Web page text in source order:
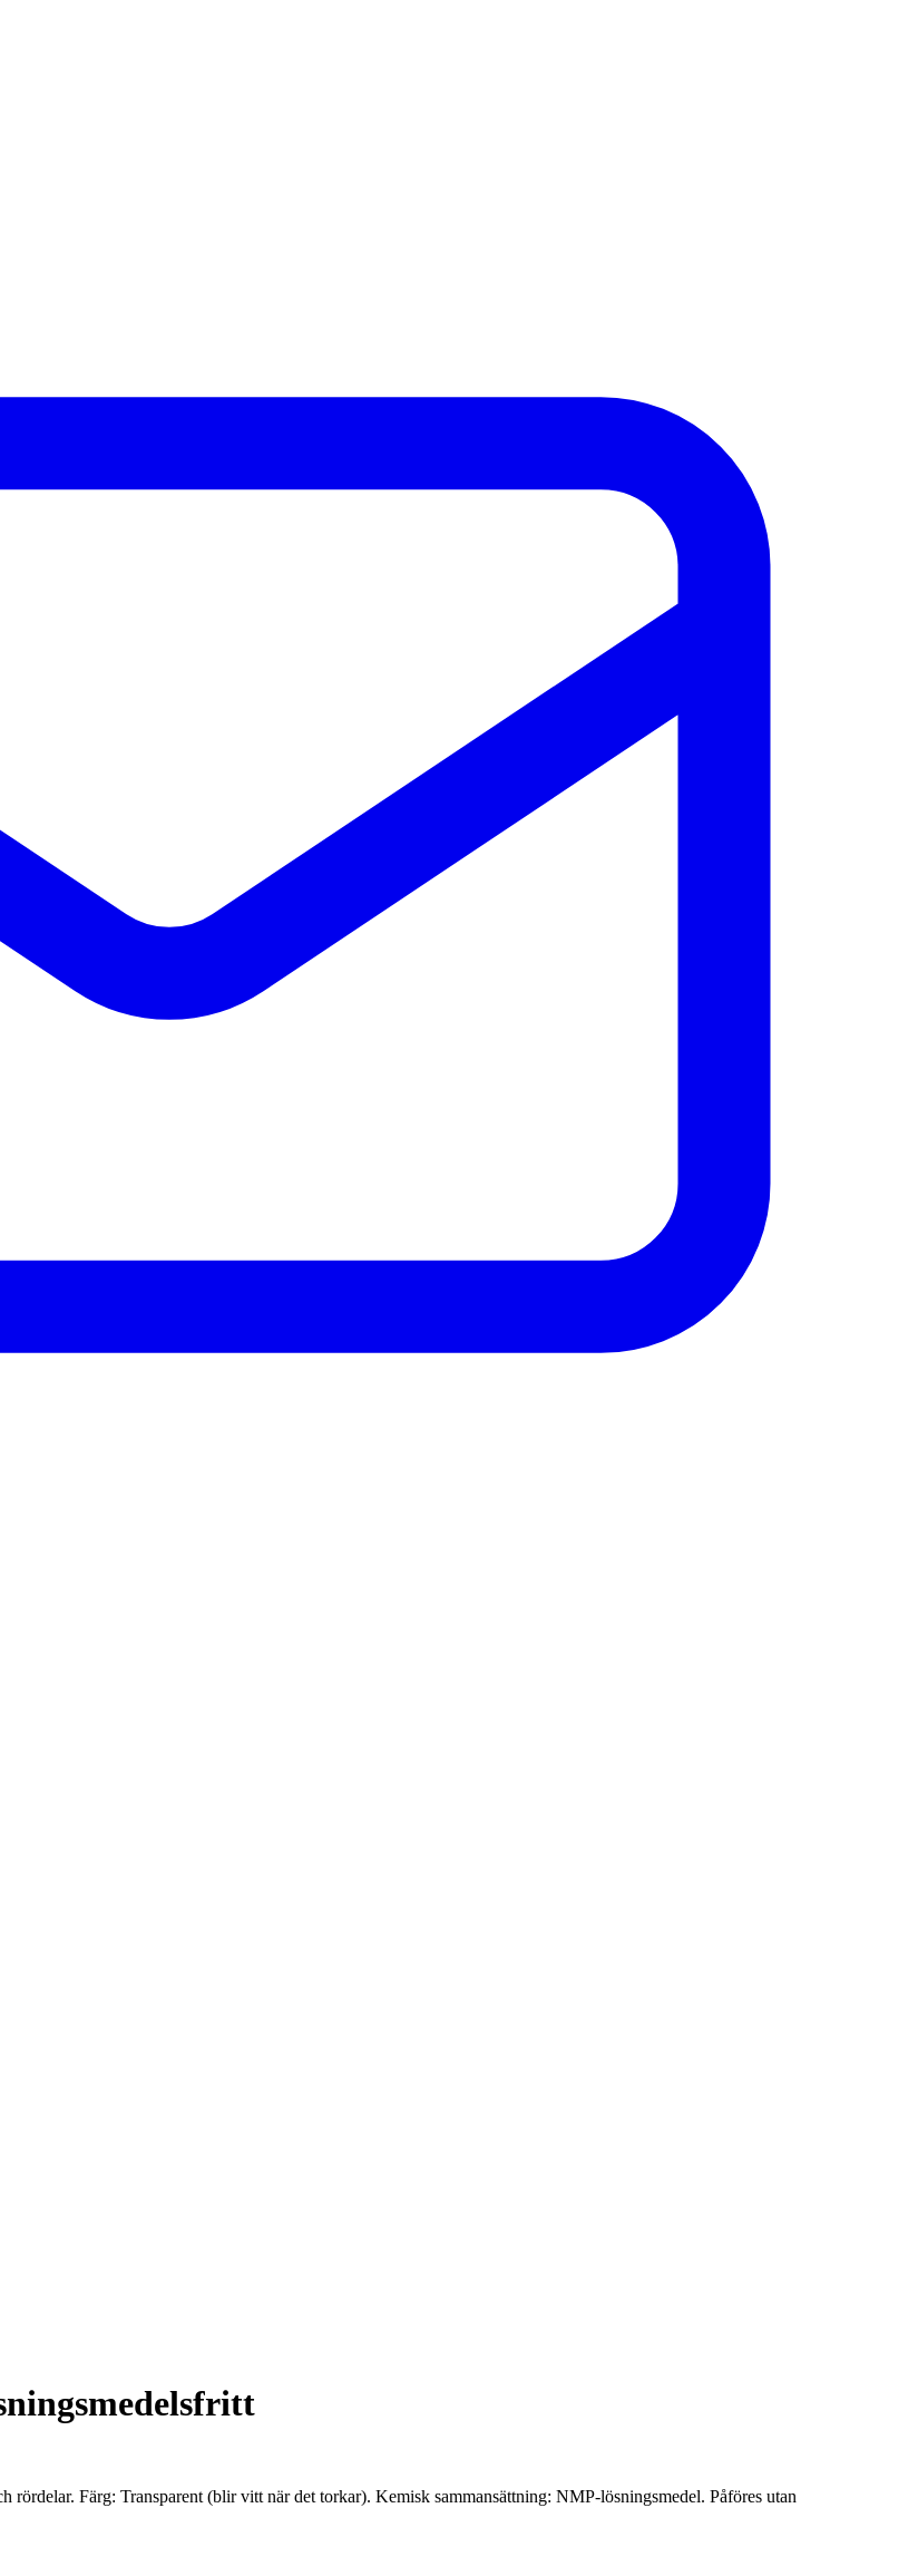
Färg: Transparent (blir vitt när det torkar). Kemisk sammansättning: NMP-lösningsmedel. Påföres utan